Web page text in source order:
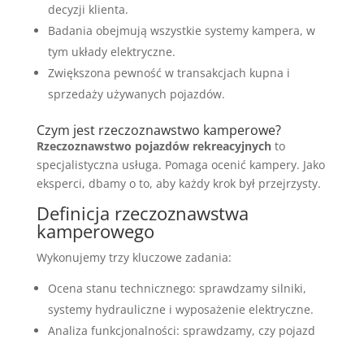
decyzji klienta.
Badania obejmują wszystkie systemy kampera, w
tym układy elektryczne.
Zwiększona pewność w transakcjach kupna i
sprzedaży używanych pojazdów.
Czym jest rzeczoznawstwo kamperowe?
Rzeczoznawstwo pojazdów rekreacyjnychto
specjalistyczna usługa. Pomaga ocenić kampery. Jako
eksperci, dbamy o to, aby każdy krok był przejrzysty.
Definicja rzeczoznawstwa
kamperowego
Wykonujemy trzy kluczowe zadania:
Ocena stanu technicznego: sprawdzamy silniki,
systemy hydrauliczne i wyposażenie elektryczne.
Analiza funkcjonalności: sprawdzamy, czy pojazd